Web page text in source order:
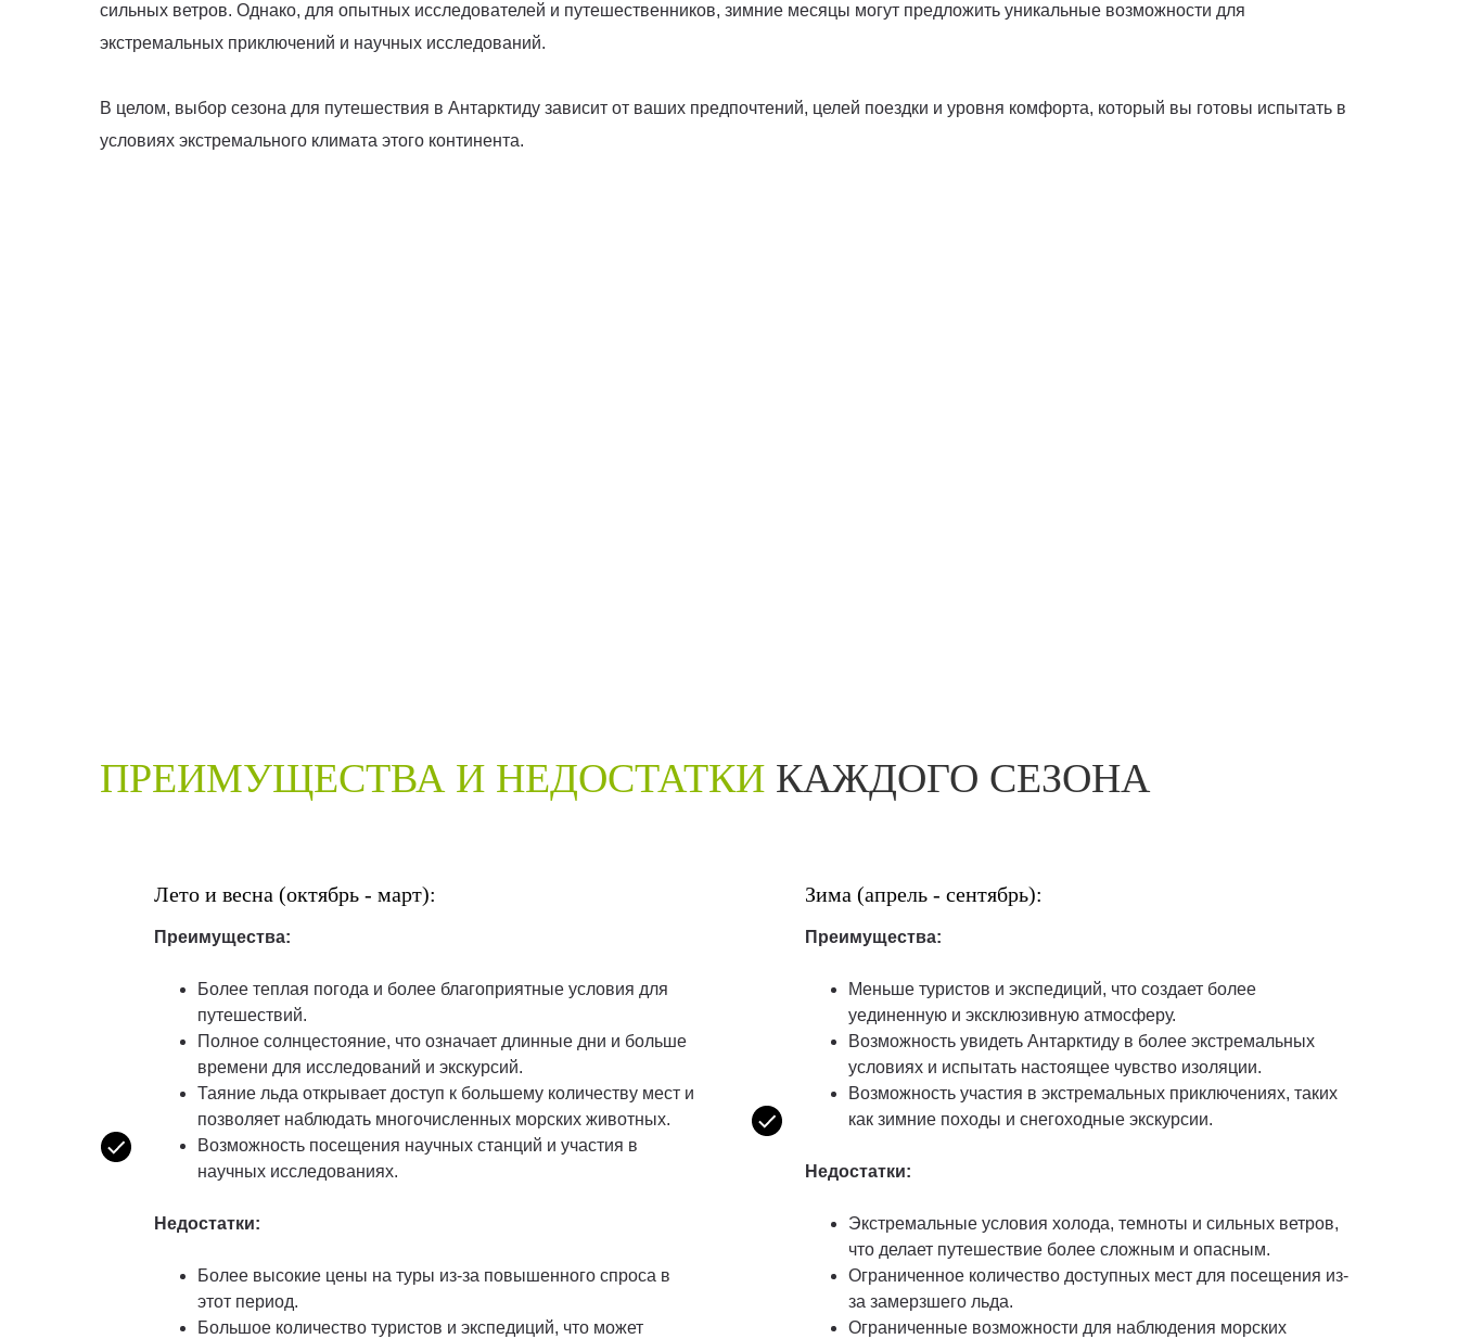
сильных ветров. Однако, для опытных исследователей и путешественников, зимние месяцы могут предложить уникальные возможности для
экстремальных приключений и научных исследований.
В целом, выбор сезона для путешествия в Антарктиду зависит от ваших предпочтений, целей поездки и уровня комфорта, который вы готовы испытать в
условиях экстремального климата этого континента.
ПРЕИМУЩЕСТВА И НЕДОСТАТКИ КАЖДОГО СЕЗОНА
Лето и весна (октябрь - март):
Преимущества:
Более теплая погода и более благоприятные условия для
путешествий.
Полное солнцестояние, что означает длинные дни и больше
времени для исследований и экскурсий.
Таяние льда открывает доступ к большему количеству мест и
позволяет наблюдать многочисленных морских животных.
Возможность посещения научных станций и участия в
научных исследованиях.
Недостатки:
Более высокие цены на туры из-за повышенного спроса в
этот период.
Большое количество туристов и экспедиций, что может
Зима (апрель - сентябрь):
Преимущества:
Меньше туристов и экспедиций, что создает более
уединенную и эксклюзивную атмосферу.
Возможность увидеть Антарктиду в более экстремальных
условиях и испытать настоящее чувство изоляции.
Возможность участия в экстремальных приключениях, таких
как зимние походы и снегоходные экскурсии.
Недостатки:
Экстремальные условия холода, темноты и сильных ветров,
что делает путешествие более сложным и опасным.
Ограниченное количество доступных мест для посещения из-
за замерзшего льда.
Ограниченные возможности для наблюдения морских